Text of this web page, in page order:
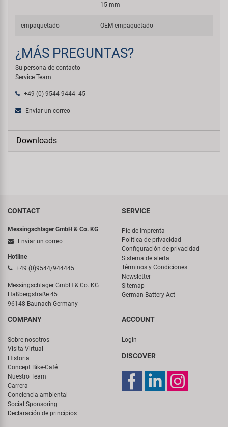
15 mm
empaquetado OEM empaquetado
¿MÁS PREGUNTAS?
Su persona de contacto
Service Team
+49 (0) 9544 9444--45
Enviar un correo
Downloads
CONTACT
Messingschlager GmbH & Co. KG
Enviar un correo
Hotline
+49 (0)9544/944445
Messingschlager GmbH & Co. KG
Haßbergstraße 45
96148 Baunach-Germany
SERVICE
Pie de Imprenta
Política de privacidad
Configuración de privacidad
Sistema de alerta
Términos y Condiciones
Newsletter
Sitemap
German Battery Act
COMPANY
Sobre nosotros
Visita Virtual
Historia
Concept Bike-Café
Nuestro Team
Carrera
Conciencia ambiental
Social Sponsoring
Declaración de principios
ACCOUNT
Login
DISCOVER